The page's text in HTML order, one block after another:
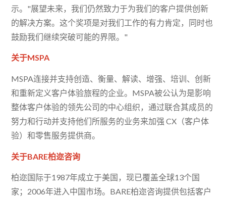
示。"展望未来，我们仍然致力于为我们的客户提供创新
的解决方案。这个奖项是对我们工作的有力肯定，同时也
鼓励我们继续突破可能的界限。"
关于MSPA
MSPA连接并支持创造、衡量、解读、增强、培训、创新
和重新定义客户体验旅程的企业。MSPA被公认为是影响
整体客户体验的领先公司的中心组织，通过联合其成员的
努力和行动并支持他们所服务的业务来加强 CX（客户体
验）和零售服务提供商。
关于BARE柏迩咨询
柏迩国际于1987年成立于美国，现已覆盖全球13个国
家；2006年进入中国市场。BARE柏迩咨询提供包括客户